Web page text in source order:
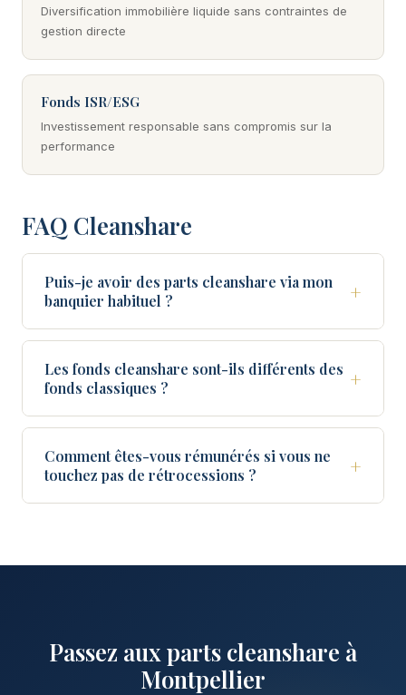
Diversification immobilière liquide sans contraintes de
gestion directe
Fonds ISR/ESG
Investissement responsable sans compromis sur la
performance
FAQ Cleanshare
Puis-je avoir des parts cleanshare via mon
banquier habituel ?
+
Les fonds cleanshare sont-ils différents des
fonds classiques ?
+
Comment êtes-vous rémunérés si vous ne
touchez pas de rétrocessions ?
+
Passez aux parts cleanshare à
Montpellier